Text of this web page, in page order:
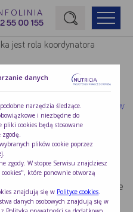
55 00 155
jest rola koordynatora
Koordynatorów
o Krajowej Sieci
onkologiczny to osoba
Ośrodku Leczenia
zadań należy zarządzanie
onkologicznego
danych
narzędzia śledzące.
i niezbędne do
pliki cookies będą stosowane
plików cookie poprzez
zgody. W stopce Serwisu znajdziesz
które ponownie otworzą
znajdują się w Polityce cookies
danych osobowych znajdują się w